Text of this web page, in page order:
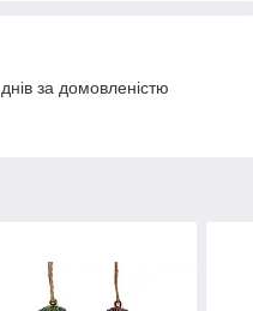
за домовленістю